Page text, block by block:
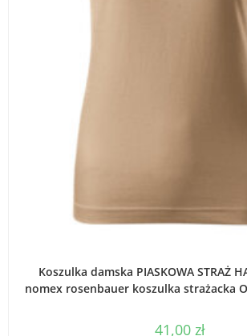
Koszulka damska PIASKOWA STRAŻ
nomex rosenbauer koszulka strażacka
41,00 zł